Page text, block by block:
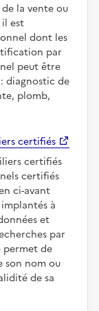
la vente ou
est
dont les
par
peut être
diagnostic de
plomb,
certifiés
certifiés
certifiés
ci-avant
à
et
par
permet de
son nom ou
de sa